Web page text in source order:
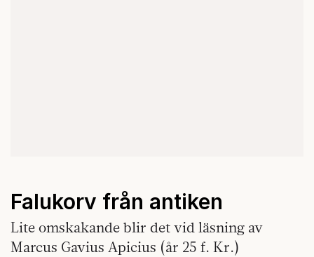
Falukorv från antiken
Lite omskakande blir det vid läsning av
Marcus Gavius Apicius (år 25 f. Kr.)